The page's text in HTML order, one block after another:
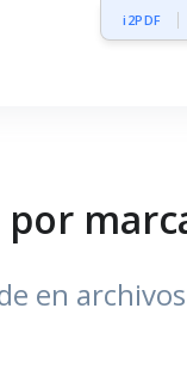
i2PDF
por
en